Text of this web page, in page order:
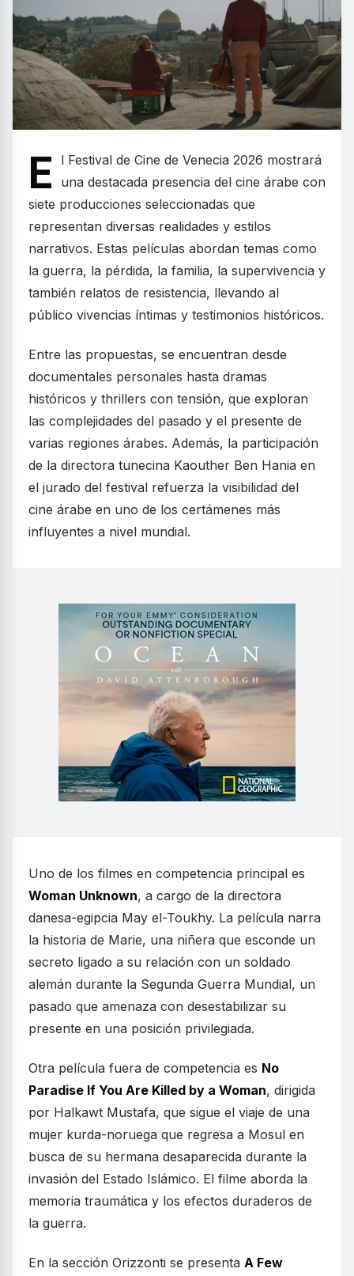
E
l Festival de Cine de Venecia 2026 mostrará
una destacada presencia del cine árabe con
siete producciones seleccionadas que
representan diversas realidades y estilos
narrativos. Estas películas abordan temas como
la guerra, la pérdida, la familia, la supervivencia y
también relatos de resistencia, llevando al
público vivencias íntimas y testimonios históricos.
Entre las propuestas, se encuentran desde
documentales personales hasta dramas
históricos y thrillers con tensión, que exploran
las complejidades del pasado y el presente de
varias regiones árabes. Además, la participación
de la directora tunecina Kaouther Ben Hania en
el jurado del festival refuerza la visibilidad del
cine árabe en uno de los certámenes más
influyentes a nivel mundial.
Uno de los filmes en competencia principal es
Woman Unknown, a cargo de la directora
danesa-egipcia May el-Toukhy. La película narra
la historia de Marie, una niñera que esconde un
secreto ligado a su relación con un soldado
alemán durante la Segunda Guerra Mundial, un
pasado que amenaza con desestabilizar su
presente en una posición privilegiada.
Otra película fuera de competencia es No
Paradise If You Are Killed by a Woman, dirigida
por Halkawt Mustafa, que sigue el viaje de una
mujer kurda-noruega que regresa a Mosul en
busca de su hermana desaparecida durante la
invasión del Estado Islámico. El filme aborda la
memoria traumática y los efectos duraderos de
la guerra.
En la sección Orizzonti se presenta A Few